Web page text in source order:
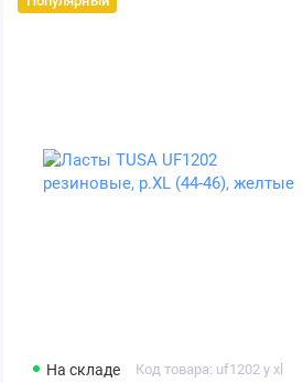
На складе Код товара: uf1202 y xl